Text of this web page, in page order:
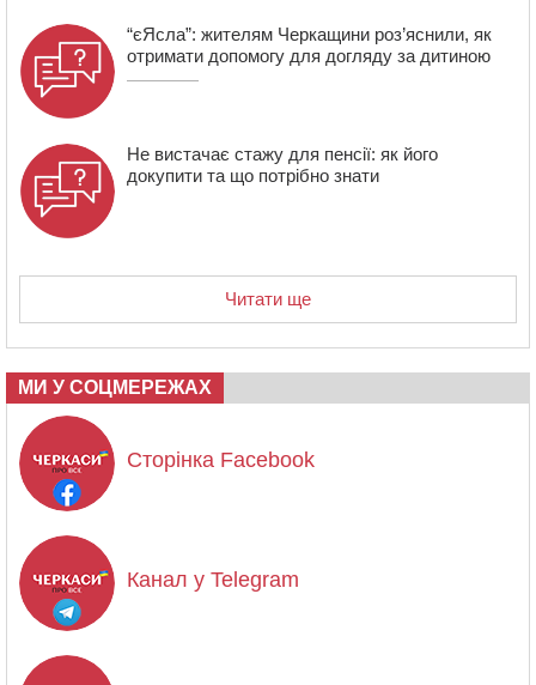
“єЯсла”: жителям Черкащини роз’яснили, як
отримати допомогу для догляду за дитиною
Не вистачає стажу для пенсії: як його
докупити та що потрібно знати
Читати ще
МИ У СОЦМЕРЕЖАХ
Сторінка Facebook
Канал у Telegram